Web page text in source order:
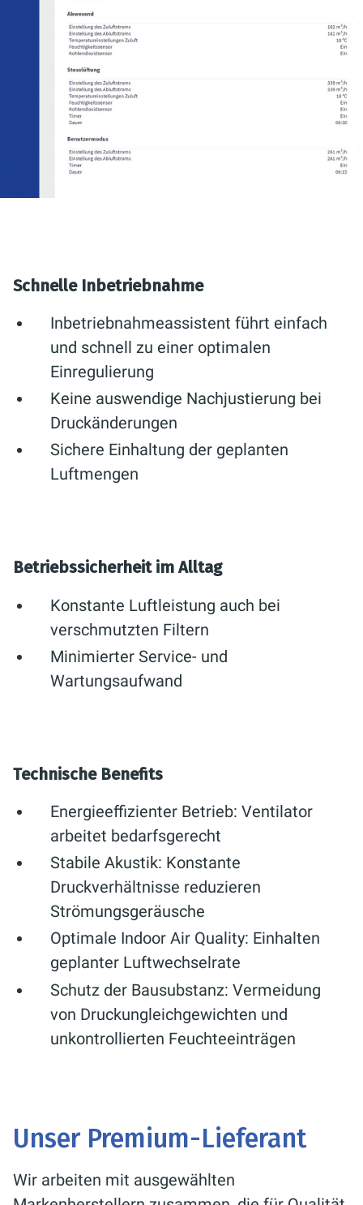
Schnelle Inbetriebnahme
Inbetriebnahmeassistent führt einfach
und schnell zu einer optimalen
Einregulierung
Keine auswendige Nachjustierung bei
Druckänderungen
Sichere Einhaltung der geplanten
Luftmengen
Betriebssicherheit im Alltag
Konstante Luftleistung auch bei
verschmutzten Filtern
Minimierter Service- und
Wartungsaufwand
Technische Benefits
Energieeffizienter Betrieb: Ventilator
arbeitet bedarfsgerecht
Stabile Akustik: Konstante
Druckverhältnisse reduzieren
Strömungsgeräusche
Optimale Indoor Air Quality: Einhalten
geplanter Luftwechselrate
Schutz der Bausubstanz: Vermeidung
von Druckungleichgewichten und
unkontrollierten Feuchteeinträgen
Unser Premium-Lieferant
Wir arbeiten mit ausgewählten